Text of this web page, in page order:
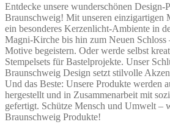
Entdecke unsere wunderschönen Design-
Braunschweig! Mit unseren einzigartigen
ein besonderes Kerzenlicht-Ambiente in
Magni-Kirche bis hin zum Neuen Schloss
Motive begeistern. Oder werde selbst
Stempelsets für Bastelprojekte. Unser
Braunschweig Design setzt stilvolle
Und das Beste: Unsere Produkte werden
hergestellt und in Zusammenarbeit mit
gefertigt. Schütze Mensch und Umwelt –
Braunschweig Produkte!